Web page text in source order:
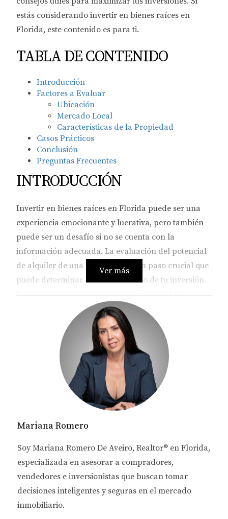
estás considerando invertir en bienes raíces en
Florida, este contenido es para ti.
TABLA DE CONTENIDO
Introducción
Factores a Evaluar
Ubicación
Mercado Local
Características de la Propiedad
Casos Prácticos
Conclusión
Preguntas Frecuentes
INTRODUCCIÓN
Invertir en bienes raíces en Florida puede ser una
experiencia emocionante y lucrativa, pero también
puede ser un desafío si no se cuenta con la
información adecuada. La evaluación del potencial
de alquiler de una propiedad es un paso crucial que
puede determinar el éxito o fracaso de tu inversión.
aspectos más importantes que debes considerar al
evaluar propiedades en este vibrante estado. Desde
la ubicación hasta las características específicas de
la propiedad, cada elemento juega un papel
fundamental en tu decisión final.
FACTORES A EVALUAR
Ubicación
evaluar el potencial de alquiler de una propiedad.
Las áreas con alta demanda suelen ofrecer mejores
rendimientos. Es esencial investigar:
Proximidad a centros laborales y escuelas.
Ver más
Mariana Romero
Soy Mariana Romero De Aveiro, Realtor® en Florida,
especializada en asesorar a compradores,
vendedores e inversionistas que buscan tomar
decisiones inteligentes y seguras en el mercado
inmobiliario.